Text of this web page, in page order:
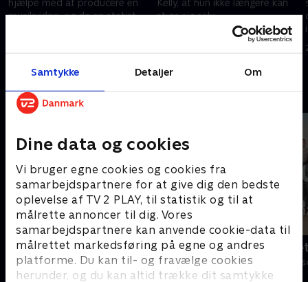
Samtykke Detaljer Om
Dine data og cookies
Vi bruger egne cookies og cookies fra
samarbejdspartnere for at give dig den bedste
oplevelse af TV 2 PLAY, til statistik og til at
målrette annoncer til dig. Vores
samarbejdspartnere kan anvende cookie-data til
målrettet markedsføring på egne og andres
platforme. Du kan til- og fravælge cookies
herunder, og du kan altid trække dit samtykke
hjælpe med at producere en
musikvideo, og da en statist
Kelly, at hun ikke længere kan
styre sig selv.
21. november 1996 • 42 min
Andre så også
Klovn
Komedie • 11 sæsoner Drama • 10